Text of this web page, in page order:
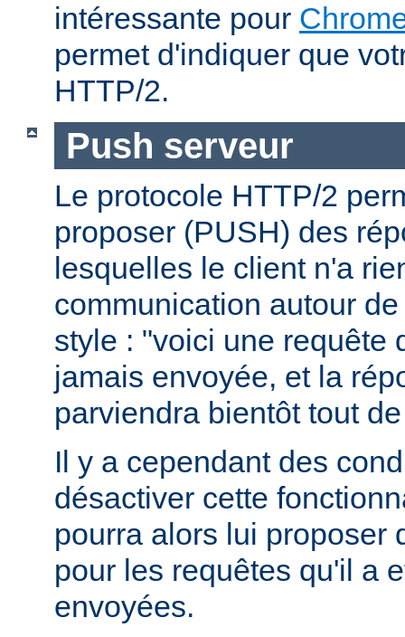
intéressante pour
permet d'indiquer que
HTTP/2.
Push serveur
Le protocole HTTP/2
proposer (PUSH) des
lesquelles le client n'a
communication autour
style : "voici une requête
jamais envoyée, et la
parviendra bientôt tout
Il y a cependant des
désactiver cette
pourra alors lui proposer
pour les requêtes qu'il a
envoyées.